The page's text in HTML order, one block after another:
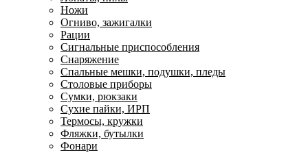
Ножи
Огниво, зажигалки
Рации
Сигнальные приспособления
Снаряжение
Спальные мешки, подушки, пледы
Столовые приборы
Сумки, рюкзаки
Сухие пайки, ИРП
Термосы, кружки
Фляжки, бутылки
Фонари